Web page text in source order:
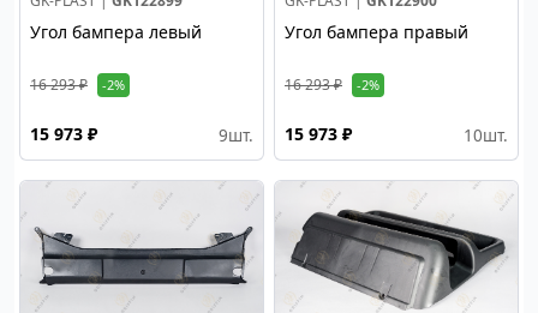
Угол бампера левый
16 293 ₽ -2%
15 973 ₽ 9шт.
Угол бампера правый
16 293 ₽ -2%
15 973 ₽ 10шт.